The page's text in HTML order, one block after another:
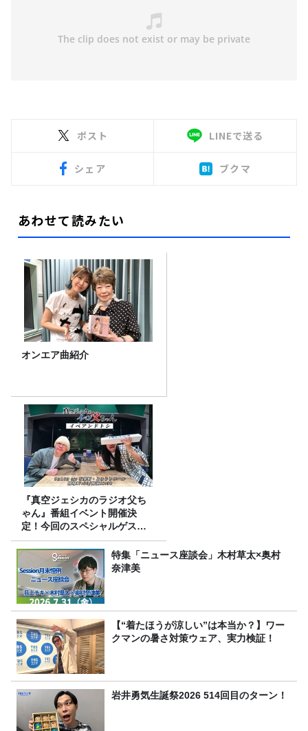
ポスト LINEで送る
シェア ブクマ
あわせて読みたい
オンエア曲紹介
『真空ジェシカのラジオ父ち
ゃん』番組イベント開催決
定！今回のスペシャルゲスト
は、タカアンドトシ！
特集「ニュース座談会」木村草太×奥村
奈津美
【“着たほうが涼しい”は本当か？】ワー
クマンの暑さ対策ウェア、実力検証！
岩井勇気生誕祭2026 514回目のターン！